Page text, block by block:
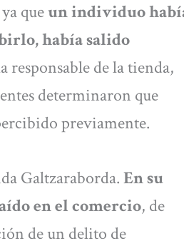
queun individuo
había salido
responsable de la tienda,
determinaron que
previamente.
Galtzaraborda.En su
en el comercio, de
de un delito de